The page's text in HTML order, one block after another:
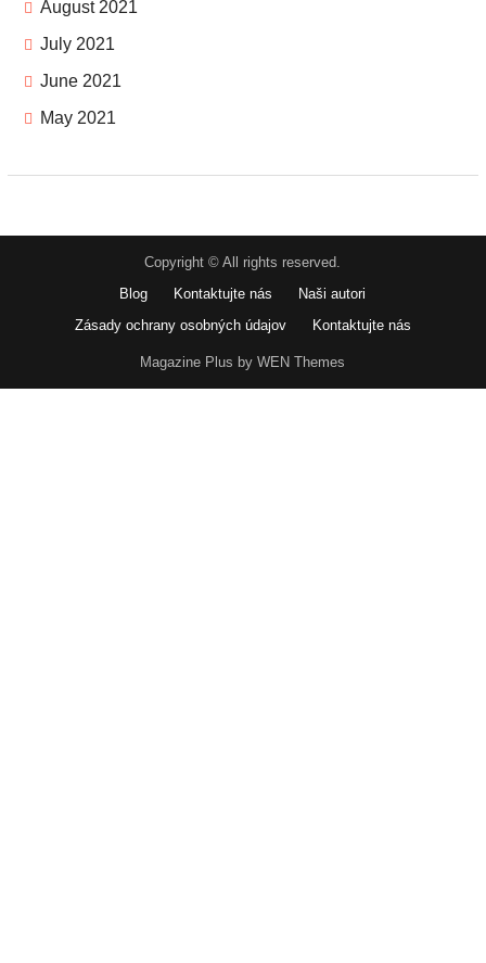
August 2021
July 2021
June 2021
May 2021
Copyright © All rights reserved.
Blog
Kontaktujte nás
Naši autori
Zásady ochrany osobných údajov
Kontaktujte nás
Magazine Plus by WEN Themes